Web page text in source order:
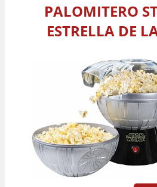
PALOMITERO
ESTRELLA DE